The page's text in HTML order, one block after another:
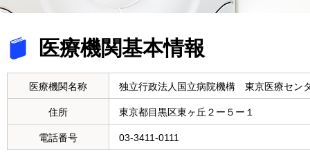
医療機関基本情報
医療機関名称 独立行政法人国立病院機構 東京医療セン
住所 東京都目黒区東ヶ丘２ー５ー１
電話番号 03-3411-0111